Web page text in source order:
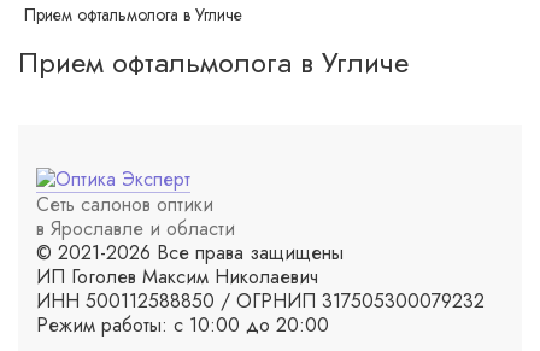
Прием офтальмолога в Угличе
Прием офтальмолога в Угличе
Сеть салонов оптики
в Ярославле и области
© 2021-2026 Все права защищены
ИП Гоголев Максим Николаевич
ИНН 500112588850 / ОГРНИП 317505300079232
Режим работы: с 10:00 до 20:00